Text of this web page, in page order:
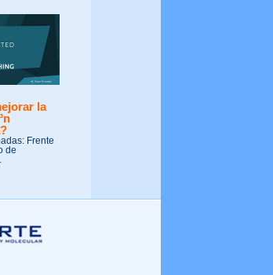
la
Frente
de